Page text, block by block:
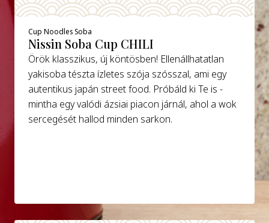
Cup Noodles Soba
Nissin Soba Cup CHILI
Örök klasszikus, új köntösben! Ellenállhatatlan
yakisoba tészta ízletes szója szósszal, ami egy
autentikus japán street food. Próbáld ki Te is -
mintha egy valódi ázsiai piacon járnál, ahol a wok
sercegését hallod minden sarkon.